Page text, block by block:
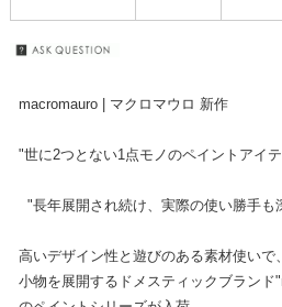
macromauro | マクロマウロ 新作
"世に2つとない1点モノのペイントアイ
"長年展開され続け、実際の使い勝手も
高いデザイン性と遊びのある素材使い
小物を展開するドメスティックブランド